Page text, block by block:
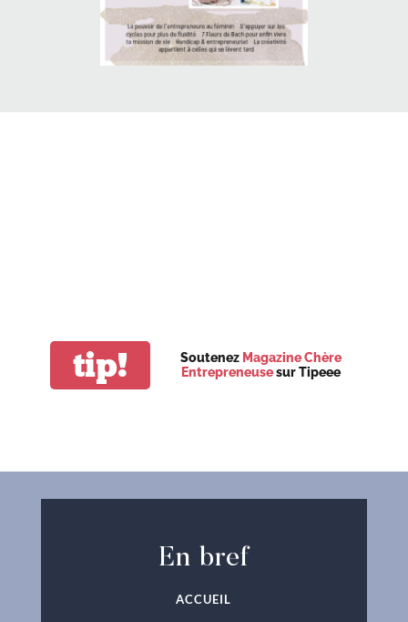
tip! Soutenez Magazine Chère
Entrepreneusesur Tipeee
En bref
ACCUEIL